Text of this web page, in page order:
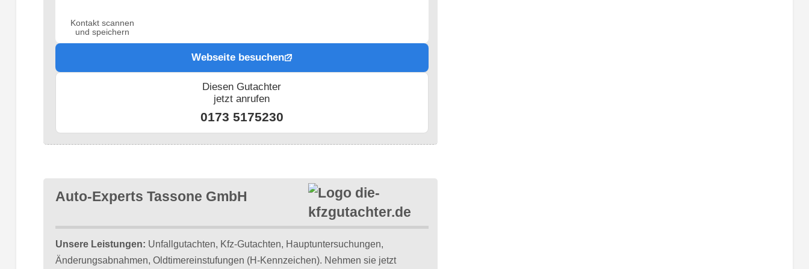
Kontakt scannen
und speichern
Webseite besuchen
Diesen Gutachter
jetzt anrufen
0173 5175230
Auto-Experts Tassone GmbH
Unsere Leistungen: Unfallgutachten, Kfz-Gutachten, Hauptuntersuchungen,
Änderungsabnahmen, Oldtimereinstufungen (H-Kennzeichen). Nehmen sie jetzt